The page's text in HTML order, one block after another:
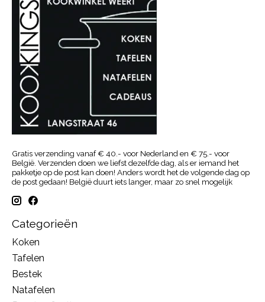
Gratis verzending vanaf € 40.- voor Nederland en € 75.- voor
België. Verzenden doen we liefst dezelfde dag, als er iemand het
pakketje op de post kan doen! Anders wordt het de volgende dag op
de post gedaan! België duurt iets langer, maar zo snel mogelijk
Categorieën
Koken
Tafelen
Bestek
Natafelen